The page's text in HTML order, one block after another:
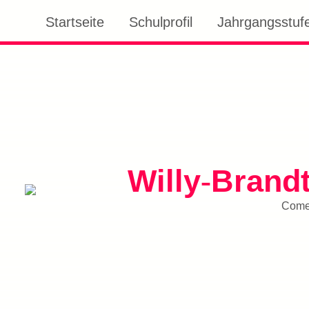
Startseite Schulprofil
Willy-